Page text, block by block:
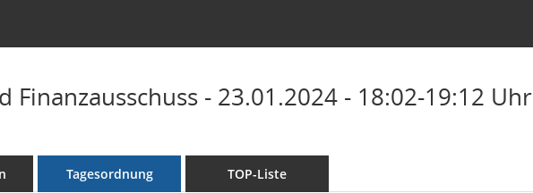
Finanzausschuss - 23.01.2024 - 18:02-19:12 Uhr
Tagesordnung TOP-Liste